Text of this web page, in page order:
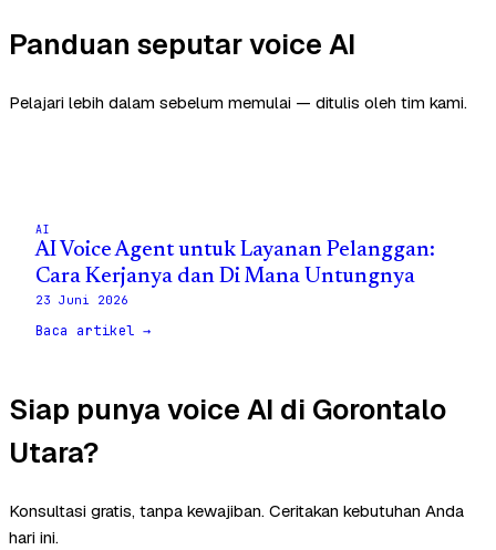
Panduan seputar voice AI
Pelajari lebih dalam sebelum memulai — ditulis oleh tim kami.
AI
AI Voice Agent untuk Layanan Pelanggan:
Cara Kerjanya dan Di Mana Untungnya
23 Juni 2026
Baca artikel →
Siap punya voice AI di Gorontalo
Utara?
Konsultasi gratis, tanpa kewajiban. Ceritakan kebutuhan Anda
hari ini.